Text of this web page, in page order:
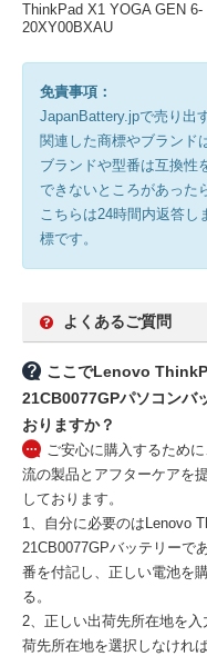
ThinkPad X1 YOGA GEN 6-
20XY00BXAU
免責事項：
JapanBattery.jpで売り出
関連した商標やブランド
ブランドや型番は互換性
できないところがあった
こちらは24時間内返答し
標です。
よくあるご質問
ここでLenovo
21CB0077GPパソコンバ
おりますか？
ご安心に購入するため
流の製品とアフターケアを
しております。
1、自分に必要のはLenovo
21CB0077GPバッテリーで
番を付記し、正しい電池を
る。
2、正しい出荷先所在地を
荷先所在地を選択しなけれ